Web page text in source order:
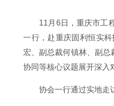
11月6日，重庆市工
一行，赴重庆固利恒实
宏、副总裁何镇林、副
协同等核心议题展开深入
协会一行通过实地走